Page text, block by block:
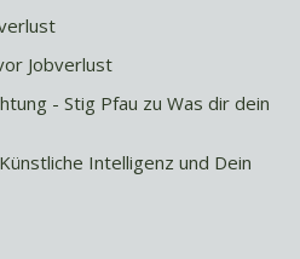
Jobverlust
- Stig Pfau zu Was dir dein
Künstliche Intelligenz und Dein